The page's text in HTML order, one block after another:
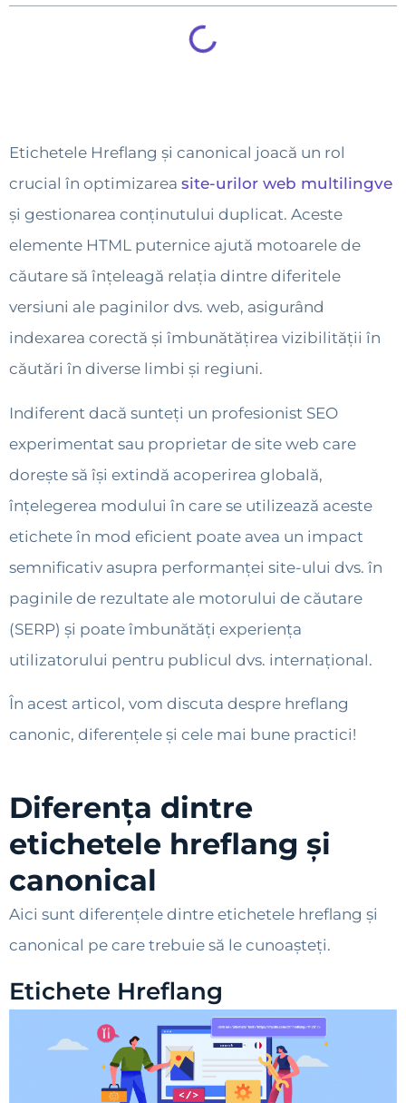
Etichetele Hreflang și canonical joacă un rol
crucial în optimizarea site-urilor web multilingve
și gestionarea conținutului duplicat. Aceste
elemente HTML puternice ajută motoarele de
căutare să înțeleagă relația dintre diferitele
versiuni ale paginilor dvs. web, asigurând
indexarea corectă și îmbunătățirea vizibilității în
căutări în diverse limbi și regiuni.
Indiferent dacă sunteți un profesionist SEO
experimentat sau proprietar de site web care
dorește să își extindă acoperirea globală,
înțelegerea modului în care se utilizează aceste
etichete în mod eficient poate avea un impact
semnificativ asupra performanței site-ului dvs. în
paginile de rezultate ale motorului de căutare
(SERP) și poate îmbunătăți experiența
utilizatorului pentru publicul dvs. internațional.
În acest articol, vom discuta despre hreflang
canonic, diferențele și cele mai bune practici!
Diferența dintre
etichetele hreflang și
canonical
Aici sunt diferențele dintre etichetele hreflang și
canonical pe care trebuie să le cunoașteți.
Etichete Hreflang